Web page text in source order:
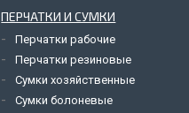
ПЕРЧАТКИ И СУМКИ
Перчатки рабочие
Перчатки резиновые
Сумки хозяйственные
Сумки болоневые